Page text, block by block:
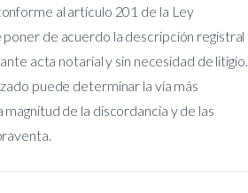
al artículo 201 de la Ley
de acuerdo la descripción registral
acta notarial y sin necesidad de litigio.
puede determinar la vía más
de la discordancia y de las